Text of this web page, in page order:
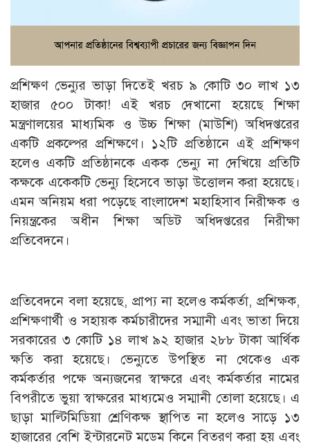
প্রশিক্ষণ ভেন্যুর ভাড়া দিতেই খরচ ৯ কোটি ৩০ লাখ ১৩
হাজার ৫০০ টাকা! এই খরচ দেখানো হয়েছে শিক্ষা
মন্ত্রণালয়ের মাধ্যমিক ও উচ্চ শিক্ষা (মাউশি) অধিদপ্তরের
একটি প্রকল্পের প্রশিক্ষণে। ১২টি প্রতিষ্ঠানে এই প্রশিক্ষণ
হলেও একটি প্রতিষ্ঠানকে একক ভেন্যু না দেখিয়ে প্রতিটি
কক্ষকে একেকটি ভেন্যু হিসেবে ভাড়া উত্তোলন করা হয়েছে।
এমন অনিয়ম ধরা পড়েছে বাংলাদেশ মহাহিসাব নিরীক্ষক ও
নিয়ন্ত্রকের অধীন শিক্ষা অডিট অধিদপ্তরের নিরীক্ষা
প্রতিবেদনে।
প্রতিবেদনে বলা হয়েছে, প্রাপ্য না হলেও কর্মকর্তা, প্রশিক্ষক,
প্রশিক্ষণার্থী ও সহায়ক কর্মচারীদের সম্মানী এবং ভাতা দিয়ে
সরকারের ৩ কোটি ১৪ লাখ ৯২ হাজার ২৮৮ টাকা আর্থিক
ক্ষতি করা হয়েছে। ভেন্যুতে উপস্থিত না থেকেও এক
কর্মকর্তার পক্ষে অন্যজনের স্বাক্ষরে এবং কর্মকর্তার নামের
বিপরীতে ভুয়া স্বাক্ষরের মাধ্যমেও সম্মানী তোলা হয়েছে। এ
ছাড়া মাল্টিমিডিয়া শ্রেণিকক্ষ স্থাপিত না হলেও সাড়ে ১৩
হাজারের বেশি ইন্টারনেট মডেম কিনে বিতরণ করা হয় এবং